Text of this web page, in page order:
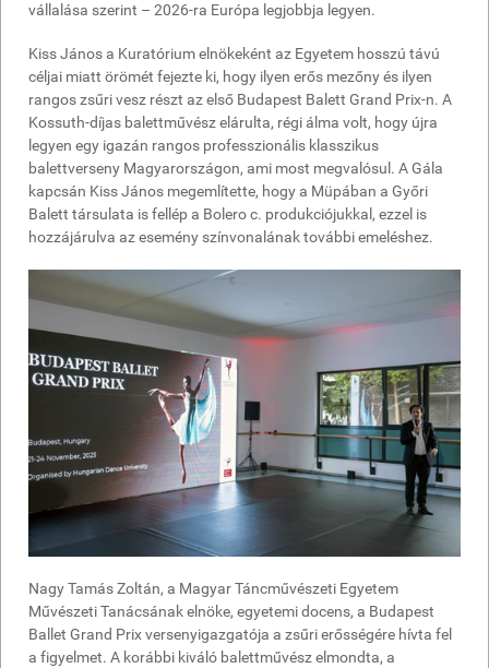
vállalása szerint – 2026-ra Európa legjobbja legyen.
Kiss János a Kuratórium elnökeként az Egyetem hosszú távú
céljai miatt örömét fejezte ki, hogy ilyen erős mezőny és ilyen
rangos zsűri vesz részt az első Budapest Balett Grand Prix-n. A
Kossuth-díjas balettművész elárulta, régi álma volt, hogy újra
legyen egy igazán rangos professzionális klasszikus
balettverseny Magyarországon, ami most megvalósul. A Gála
kapcsán Kiss János megemlítette, hogy a Müpában a Győri
Balett társulata is fellép a Bolero c. produkciójukkal, ezzel is
hozzájárulva az esemény színvonalának további emeléshez.
Nagy Tamás Zoltán, a Magyar Táncművészeti Egyetem
Művészeti Tanácsának elnöke, egyetemi docens, a Budapest
Ballet Grand Prix versenyigazgatója a zsűri erősségére hívta fel
a figyelmet. A korábbi kiváló balettművész elmondta, a